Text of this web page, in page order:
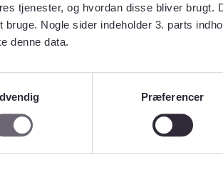
tjenester, og hvordan disse bliver
bruge. Nogle sider indeholder 3. parts
denne data.
Præferencer